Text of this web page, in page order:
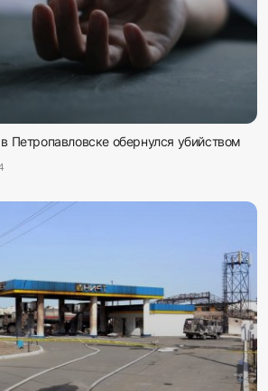
Петропавловске обернулся убийством